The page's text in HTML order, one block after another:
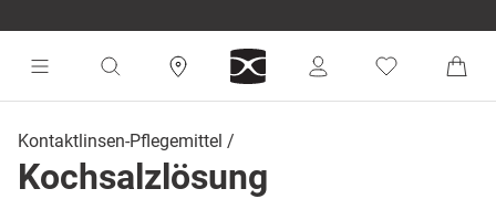
Kontaktlinsen-Pflegemittel
Kochsalzlösung